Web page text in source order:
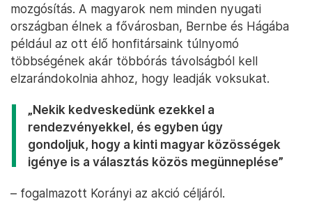
mozgósítás. A magyarok nem minden nyugati
országban élnek a fővárosban, Bernbe és Hágába
például az ott élő honfitársaink túlnyomó
többségének akár többórás távolságból kell
elzarándokolnia ahhoz, hogy leadják voksukat.
„Nekik kedveskedünk ezekkel a
rendezvényekkel, és egyben úgy
gondoljuk, hogy a kinti magyar közösségek
igénye is a választás közös megünneplése”
– fogalmazott Korányi az akció céljáról.